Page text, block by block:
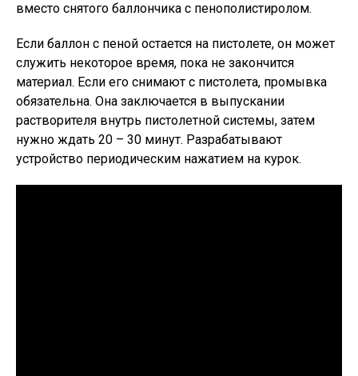
вместо снятого баллончика с пенополистиролом.
Если баллон с пеной остается на пистолете, он может
служить некоторое время, пока не закончится
материал. Если его снимают с пистолета, промывка
обязательна. Она заключается в выпускании
растворителя внутрь пистолетной системы, затем
нужно ждать 20 – 30 минут. Разрабатывают
устройство периодическим нажатием на курок.